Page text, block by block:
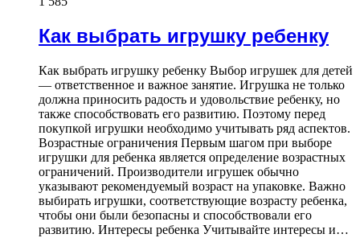
Как выбрать игрушку ребенку
Как выбрать игрушку ребенку Выбор игрушек для детей
— ответственное и важное занятие. Игрушка не только
должна приносить радость и удовольствие ребенку, но
также способствовать его развитию. Поэтому перед
покупкой игрушки необходимо учитывать ряд аспектов.
Возрастные ограничения Первым шагом при выборе
игрушки для ребенка является определение возрастных
ограничений. Производители игрушек обычно
указывают рекомендуемый возраст на упаковке. Важно
выбирать игрушки, соответствующие возрасту ребенка,
чтобы они были безопасны и способствовали его
развитию. Интересы ребенка Учитывайте интересы и…